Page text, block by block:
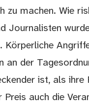
zu machen. Wie
Journalisten
an der
ist, als ihre
auch die